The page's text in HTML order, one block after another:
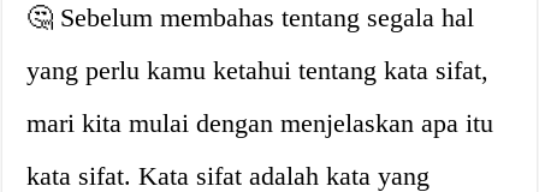
🤔 Sebelum membahas tentang segala hal
yang perlu kamu ketahui tentang kata sifat,
mari kita mulai dengan menjelaskan apa itu
kata sifat. Kata sifat adalah kata yang